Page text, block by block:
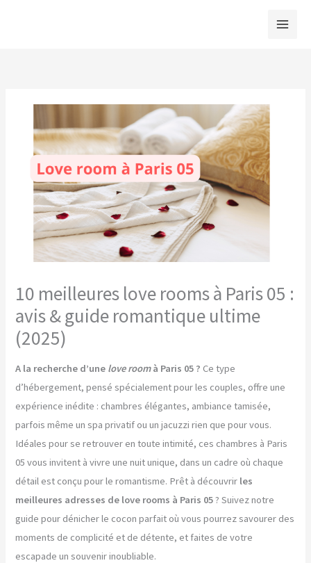
10 meilleures love rooms à Paris 05 :
avis & guide romantique ultime
(2025)
A la recherche d’une love roomà Paris 05 ? Ce type
d’hébergement, pensé spécialement pour les couples, offre une
expérience inédite : chambres élégantes, ambiance tamisée,
parfois même un spa privatif ou un jacuzzi rien que pour vous.
Idéales pour se retrouver en toute intimité, ces chambres à Paris
05 vous invitent à vivre une nuit unique, dans un cadre où chaque
détail est conçu pour le romantisme. Prêt à découvrir les
meilleures adresses de love rooms à Paris 05? Suivez notre
guide pour dénicher le cocon parfait où vous pourrez savourer des
moments de complicité et de détente, et faites de votre
escapade un souvenir inoubliable.